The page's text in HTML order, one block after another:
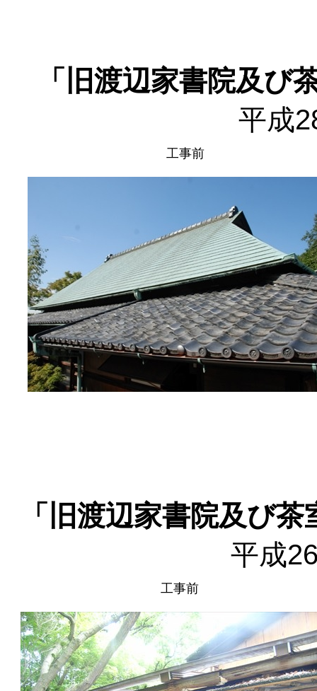
「旧渡辺家書院及び
平成
工事前
「旧渡辺家書院及び
平成
工事前